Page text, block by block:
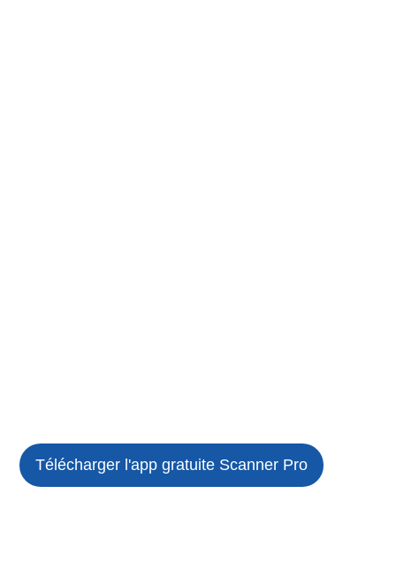
Télécharger l'app gratuite Scanner Pro